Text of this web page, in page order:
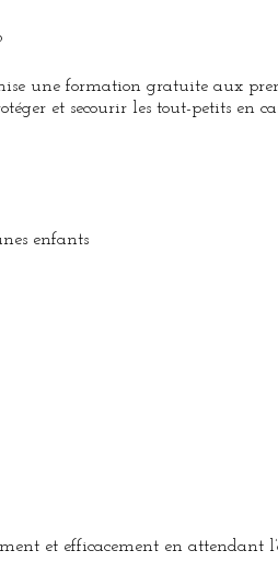
une formation gratuite aux
et secourir les tout-petits en
enfants
et efficacement en attendant